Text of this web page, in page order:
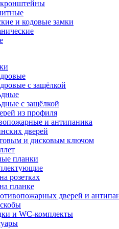
и кодовые замки
с защёлкой
с защёлкой
из профиля
и антипаника
дверей
и дисковым ключом
планки
розетках
планке
дверей и
и WC-комплекты